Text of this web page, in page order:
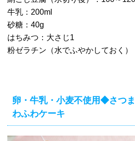
牛乳：200ml
砂糖：40g
はちみつ：大さじ1
粉ゼラチン（水でふやかしておく）
卵・牛乳・小麦不使用◆さつ
わふわケーキ